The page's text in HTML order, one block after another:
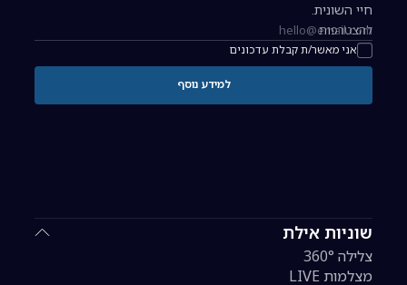
שוניות אילת
צלילה 360°
מצלמות LIVE
חיי השונית.
כתובת אימייל להרשמה לניוזלטר
אני מאשר/ת קבלת עדכונים
להצטרפות
למידע נוסף